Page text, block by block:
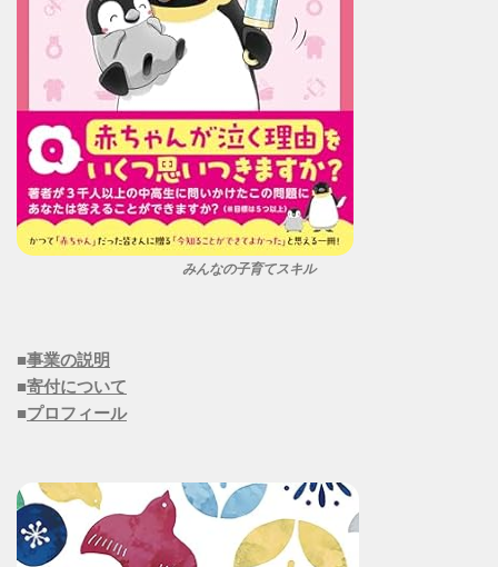
みんなの子育てスキル
■事業の説明
■寄付について
■プロフィール